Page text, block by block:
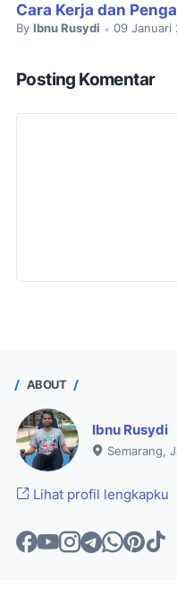
Cara Kerja dan
By Ibnu Rusydi • 09 Januari
Posting Komentar
ABOUT
Ibnu Rusydi
Semarang,
Lihat profil lengkapku